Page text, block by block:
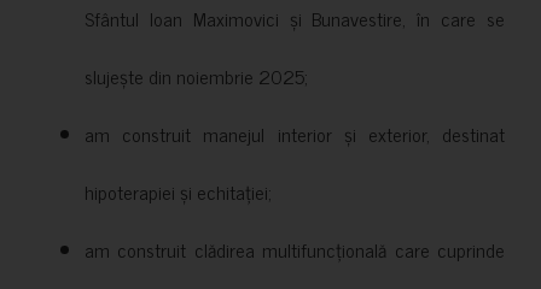
Sfântul Ioan Maximovici și Bunavestire, în care se
slujește din noiembrie 2025;
am construit manejul interior și exterior, destinat
hipoterapiei și echitației;
am construit clădirea multifuncțională care cuprinde